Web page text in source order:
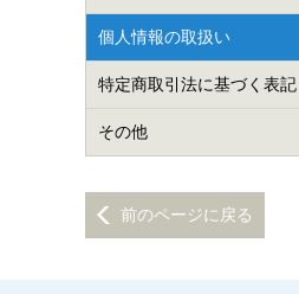
個人情報の取扱い
特定商取引法に基づく表記
その他
前のページに戻る